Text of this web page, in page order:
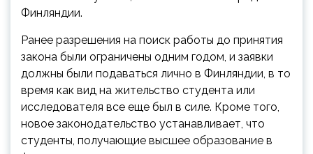
Финляндии.
Ранее разрешения на поиск работы до принятия
закона были ограничены одним годом, и заявки
должны были подаваться лично в Финляндии, в то
время как вид на жительство студента или
исследователя все еще был в силе. Кроме того,
новое законодательство устанавливает, что
студенты, получающие высшее образование в